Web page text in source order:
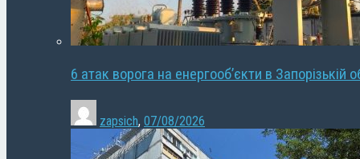
6 атак ворога на енергооб’єкти в Запорізькій
zapsich, 07/08/2026